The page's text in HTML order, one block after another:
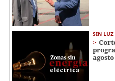
SIN LUZ